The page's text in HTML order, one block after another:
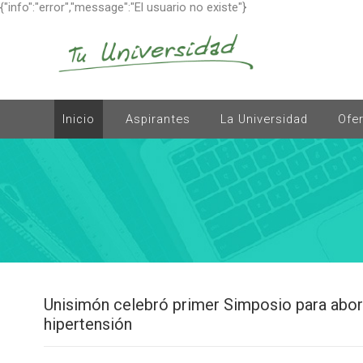
{"info":"error","message":"El usuario no existe"}
Inicio Aspirantes La Universidad
Unisimón celebró primer Simposio para
hipertensión